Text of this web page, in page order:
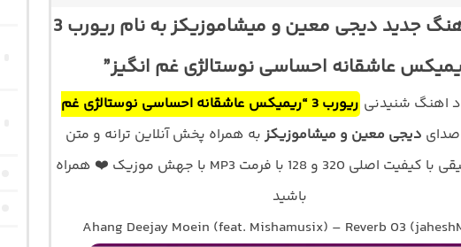
دانلود آهنگ جدید دیجی معین و میشاموزیکز به نام ریورب 3
عاشقانه احساسی نوستالژی غم انگیز”
اهنگ شنیدنی
ریورب 3 “ریمیکس عاشقانه احساسی نوستالژی غم
صدای دیجی معین و میشاموزیکز به همراه پخش آنلاین ترانه و متن
کامل موسیقی با کیفیت اصلی 320 و 128 با فرمت MP3 با جهش موزیک ❤️ همراه
باشید
Ahang Deejay Moein (feat. Mishamusix) – Reverb 03